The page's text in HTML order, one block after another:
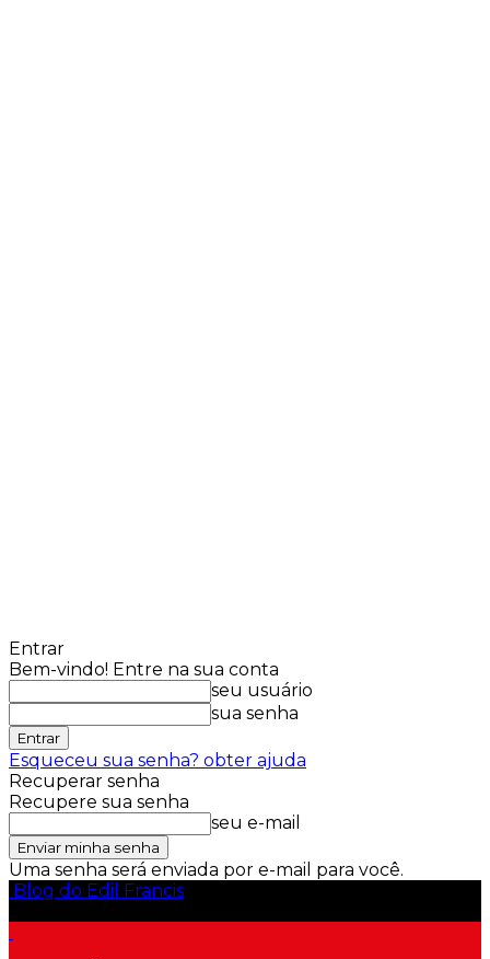
Entrar
Bem-vindo! Entre na sua conta
seu usuário
sua senha
Esqueceu sua senha? obter ajuda
Recuperar senha
Recupere sua senha
seu e-mail
Uma senha será enviada por e-mail para você.
Blog do Edil Francis